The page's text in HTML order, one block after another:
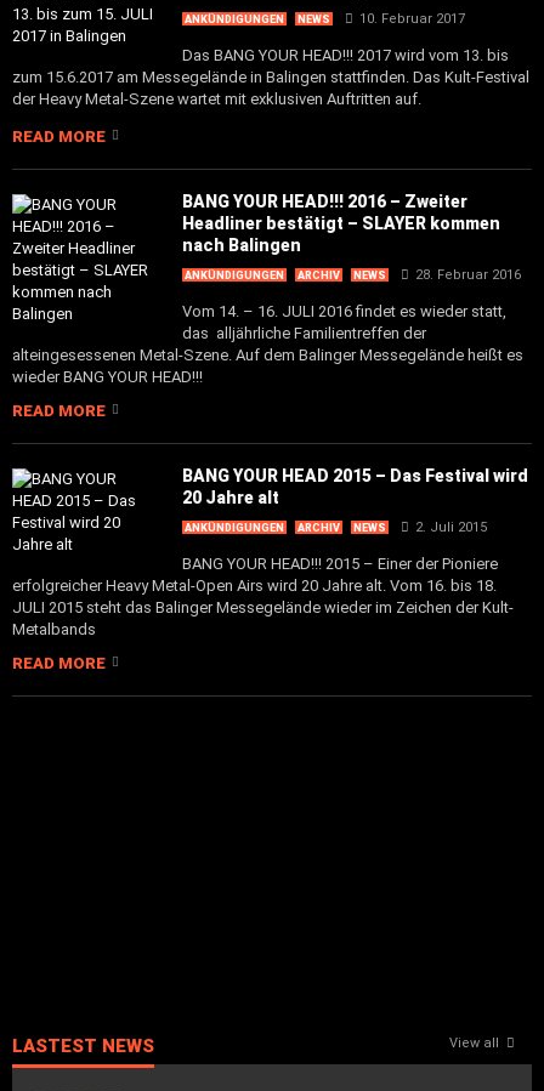
ANKÜNDIGUNGEN NEWS 10. Februar 2017
Das BANG YOUR HEAD!!! 2017 wird vom 13. bis
zum 15.6.2017 am Messegelände in Balingen stattfinden. Das Kult-Festival
der Heavy Metal-Szene wartet mit exklusiven Auftritten auf.
READ MORE
BANG YOUR HEAD!!! 2016 – Zweiter
Headliner bestätigt – SLAYER kommen
nach Balingen
ANKÜNDIGUNGEN ARCHIV NEWS 28. Februar 2016
Vom 14. – 16. JULI 2016 findet es wieder statt,
das alljährliche Familientreffen der
alteingesessenen Metal-Szene. Auf dem Balinger Messegelände heißt es
wieder BANG YOUR HEAD!!!
READ MORE
BANG YOUR HEAD 2015 – Das Festival wird
20 Jahre alt
ANKÜNDIGUNGEN ARCHIV NEWS 2. Juli 2015
BANG YOUR HEAD!!! 2015 – Einer der Pioniere
erfolgreicher Heavy Metal-Open Airs wird 20 Jahre alt. Vom 16. bis 18.
JULI 2015 steht das Balinger Messegelände wieder im Zeichen der Kult-
Metalbands
READ MORE
LASTEST NEWS View all